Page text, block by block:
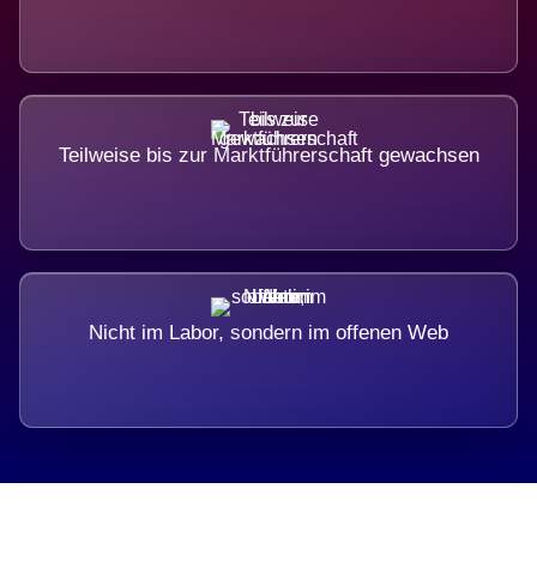
Teilweise bis zur Marktführerschaft gewachsen
Nicht im Labor, sondern im offenen Web